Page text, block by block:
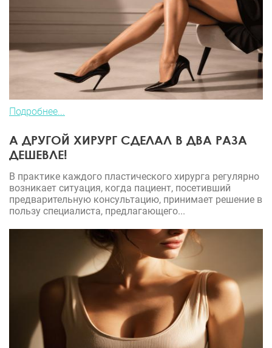
Подробнее...
А ДРУГОЙ ХИРУРГ СДЕЛАЛ В ДВА РАЗА
ДЕШЕВЛЕ!
В практике каждого пластического хирурга регулярно
возникает ситуация, когда пациент, посетивший
предварительную консультацию, принимает решение в
пользу специалиста, предлагающего...